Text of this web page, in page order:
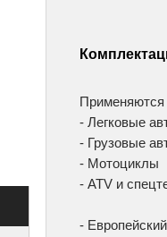
Применяются
- Легковые
- Грузовые
- Мотоциклы
- ATV и
-